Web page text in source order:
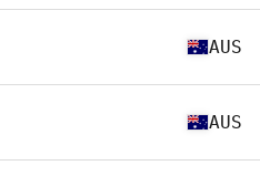
AUS
AUS